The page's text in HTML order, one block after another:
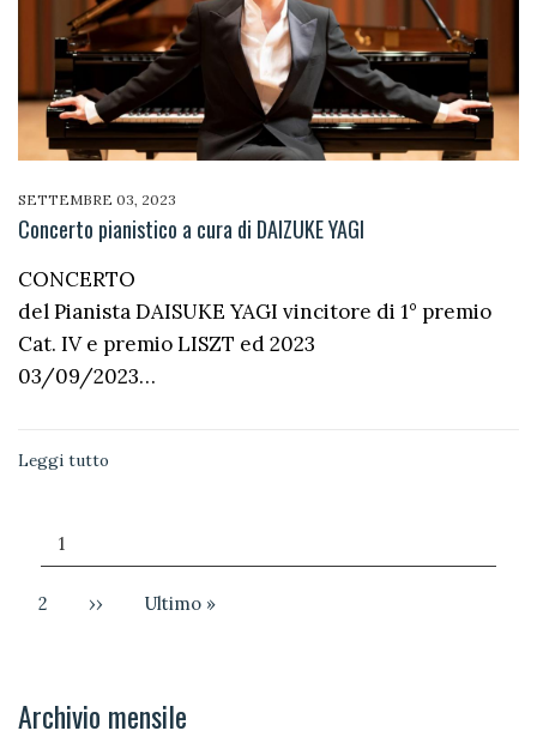
SETTEMBRE 03, 2023
Concerto pianistico a cura di DAIZUKE YAGI
CONCERTO
del Pianista DAISUKE YAGI vincitore di 1° premio
Cat. IV e premio LISZT ed 2023
03/09/2023…
Leggi tutto
Paginazione
Pagina
attuale
1
Pagina
2 Pagina
›› Ultima
Ultimo »
Archivio mensile